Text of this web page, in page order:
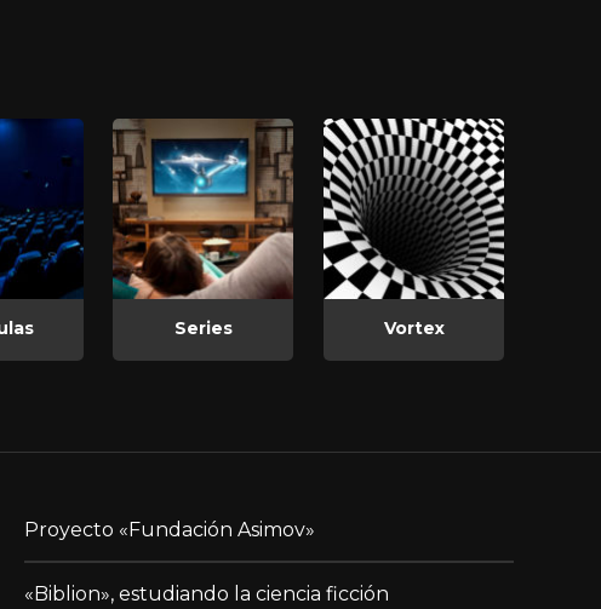
Series Vortex
Proyecto «Fundación Asimov»
«Biblion», estudiando la ciencia ficción